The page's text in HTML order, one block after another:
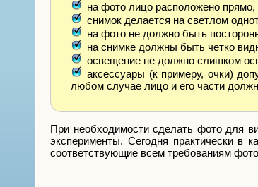
на фото лицо расположено прямо,
снимок делается на светлом
на фото не должно быть
на снимке должны быть четко
освещение не должно слишком
аксессуары (к примеру, очки)
любом случае лицо и его части
При необходимости сделать фото для
эксперименты. Сегодня практически в
соответствующие всем требованиям